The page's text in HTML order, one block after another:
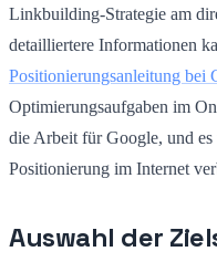
Linkbuilding-Strategie am
detailliertere Informationen
Positionierungsanleitung bei
Optimierungsaufgaben im
die Arbeit für Google, und
Positionierung im Internet
Auswahl der